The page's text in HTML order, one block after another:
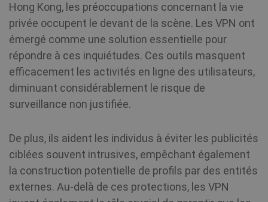
Hong Kong, les préoccupations concernant la vie
privée occupent le devant de la scène. Les VPN ont
émergé comme une solution essentielle pour
répondre à ces inquiétudes. Ces outils masquent
efficacement les activités en ligne des utilisateurs,
diminuant considérablement le risque de
surveillance non justifiée.
De plus, ils aident les individus à éviter les publicités
ciblées souvent intrusives, empêchant également
la construction potentielle de profils par des entités
externes. Au-delà de ces protections, les VPN